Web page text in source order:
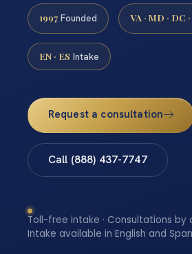
1997 Founded VA · MD · DC ·
EN · ES Intake
Request a consultation
Call (888) 437-7747
Toll-free intake · Consultations by
Intake available in English and